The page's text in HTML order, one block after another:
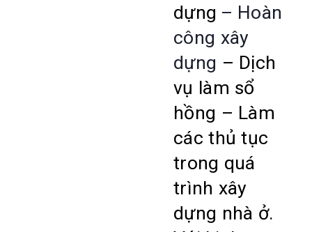
dựng – Hoàn
công xây
dựng – Dịch
vụ làm sổ
hồng – Làm
các thủ tục
trong quá
trình xây
dựng nhà ở.